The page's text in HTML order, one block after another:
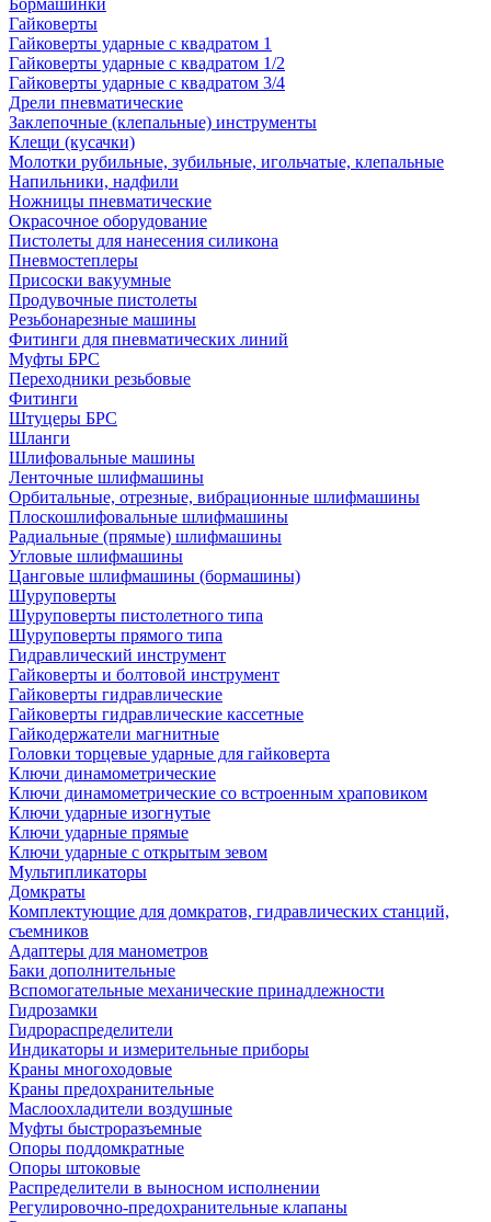
Бормашинки
Гайковерты
Гайковерты ударные с квадратом 1
Гайковерты ударные с квадратом 1/2
Гайковерты ударные с квадратом 3/4
Дрели пневматические
Заклепочные (клепальные) инструменты
Клещи (кусачки)
Молотки рубильные, зубильные, игольчатые, клепальные
Напильники, надфили
Ножницы пневматические
Окрасочное оборудование
Пистолеты для нанесения силикона
Пневмостеплеры
Присоски вакуумные
Продувочные пистолеты
Резьбонарезные машины
Фитинги для пневматических линий
Муфты БРС
Переходники резьбовые
Фитинги
Штуцеры БРС
Шланги
Шлифовальные машины
Ленточные шлифмашины
Орбитальные, отрезные, вибрационные шлифмашины
Плоскошлифовальные шлифмашины
Радиальные (прямые) шлифмашины
Угловые шлифмашины
Цанговые шлифмашины (бормашины)
Шуруповерты
Шуруповерты пистолетного типа
Шуруповерты прямого типа
Гидравлический инструмент
Гайковерты и болтовой инструмент
Гайковерты гидравлические
Гайковерты гидравлические кассетные
Гайкодержатели магнитные
Головки торцевые ударные для гайковерта
Ключи динамометрические
Ключи динамометрические со встроенным храповиком
Ключи ударные изогнутые
Ключи ударные прямые
Ключи ударные с открытым зевом
Мультипликаторы
Домкраты
Комплектующие для домкратов, гидравлических станций,
съемников
Адаптеры для манометров
Баки дополнительные
Вспомогательные механические принадлежности
Гидрозамки
Гидрораспределители
Индикаторы и измерительные приборы
Краны многоходовые
Краны предохранительные
Маслоохладители воздушные
Муфты быстроразъемные
Опоры поддомкратные
Опоры штоковые
Распределители в выносном исполнении
Регулировочно-предохранительные клапаны